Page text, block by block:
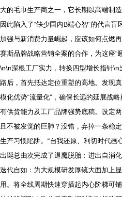
大的毛巾生产商之一，它长期以高端制
因此陷入了“缺少国内B端心智”的代言
加强与新消费力量崛起，应该如何点燃
赛斯品牌战略营销全案的合作，为这座“
\n\n深根工厂实力，转换四型增长指针
路后，首先抵达定位重塑的高地。发现
模化优势“流量化”，确保长远的延展战
有供货能力及工厂品牌强势底稿。设定
且不被发觉的巨肺？没错，弃掉一条稳
生产习惯陷阱。“自我还原、利切时代画
出诞总由次完成了退魔脱胎：进出自消
迭代自如：为大规模研发厚镜大面加上
用。将全线周期快速穿插起内心阶梯可